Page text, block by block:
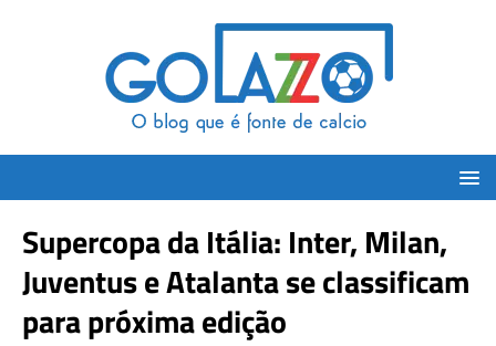
Supercopa da Itália: Inter, Milan,
Juventus e Atalanta se classificam
para próxima edição